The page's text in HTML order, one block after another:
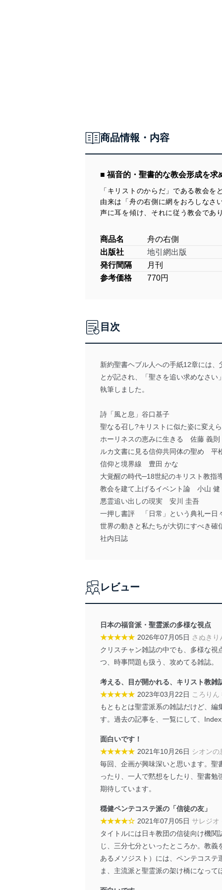
商品情報・内容
■ 福音的・聖書的な教会形成を求
「キリストのからだ」である教会
由来は「舟の右側に網をおろしなさ
声に耳を傾け、それに従う教会であ
商品名
舟の右側
出版社
地引網出版
発行間隔
月刊
参考価格
770円
目次
新約聖書ヘブル人への手紙12章には
とが記され、「聖さを追い求めなさ
執筆しました。
詩「風と息」谷口基子
聖なる召し?キリストに似た姿に変え
ホーリネスの恵みに生きる 佐藤 義則
ルカ文書に見る信仰共同体の聖め 平
信仰と境界線 豊田 かな
大覚醒の時代─18世紀のキリスト教
教会を建て上げるイベント論 小山 健
悪霊追い出しの現実 安川 圭吾
一押し書評 「日常」という典礼ー日
世界の動きと私たちが大切にすべき
社内日誌
レビュー
日本の福音派・聖霊派の多様な視点
★★★★★ 2026年07月05日 さぬきり
クリスチャン雑誌の中でも、多様な
つ、時事問題も扱う、攻めてる雑誌。
考える、目が開かれる、キリスト教雑
★★★★★ 2023年03月22日 ころりん
もともとは聖霊派系の雑誌だけど、
す。過去の記事を、一覧にして、
面白いです！
★★★★★ 2021年10月26日 シオンの
毎回、企画が興味深いと思います。聖
ったり、一人で黙想をしたり、聖書
期待しています。
穏健ペンテコステ派の「信徒の友」
★★★★☆ 2021年07月05日 サレジオ
タイトルには日キ教団の信徒向け機
じ、三分七分といったところか。教
あるメソジスト）には、ペンテコス
ま、主流派と聖霊派の架け橋になって